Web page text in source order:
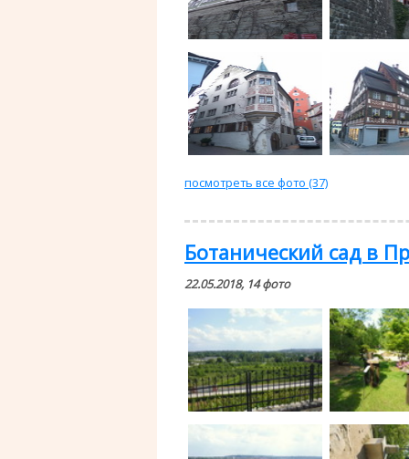
посмотреть все фото (37)
Ботанический сад в
22.05.2018, 14 фото